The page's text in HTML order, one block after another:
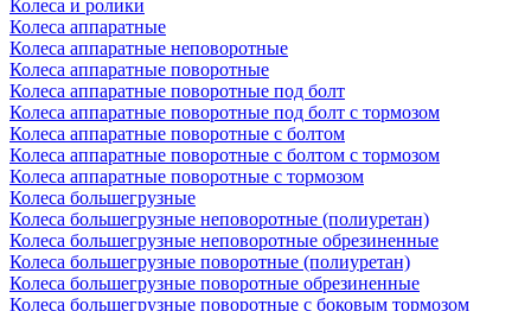
Колеса и ролики
Колеса аппаратные
Колеса аппаратные неповоротные
Колеса аппаратные поворотные
Колеса аппаратные поворотные под болт
Колеса аппаратные поворотные под болт с тормозом
Колеса аппаратные поворотные с болтом
Колеса аппаратные поворотные с болтом с тормозом
Колеса аппаратные поворотные с тормозом
Колеса большегрузные
Колеса большегрузные неповоротные (полиуретан)
Колеса большегрузные неповоротные обрезиненные
Колеса большегрузные поворотные (полиуретан)
Колеса большегрузные поворотные обрезиненные
Колеса большегрузные поворотные с боковым тормозом